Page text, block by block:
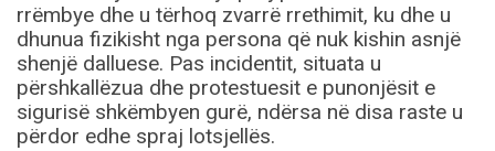
rrëmbye dhe u tërhoq zvarrë rrethimit, ku dhe u
dhunua fizikisht nga persona që nuk kishin asnjë
shenjë dalluese. Pas incidentit, situata u
përshkallëzua dhe protestuesit e punonjësit e
sigurisë shkëmbyen gurë, ndërsa në disa raste u
përdor edhe spraj lotsjellës.